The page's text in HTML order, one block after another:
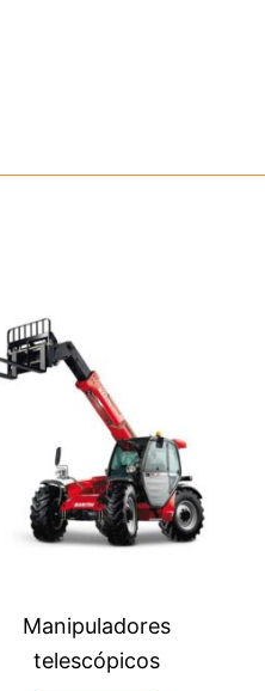
Manipuladores
telescópicos